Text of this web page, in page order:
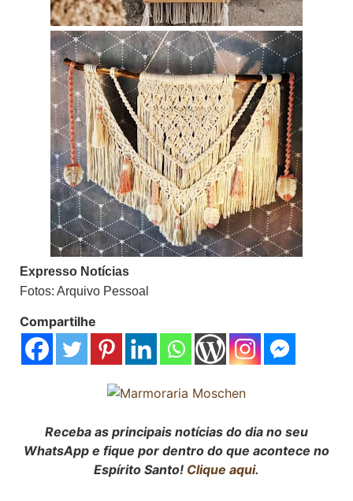
Expresso Notícias
Fotos: Arquivo Pessoal
Compartilhe
Receba as principais notícias do dia no seu
WhatsApp e fique por dentro do que acontece no
Espírito Santo! Clique aqui.